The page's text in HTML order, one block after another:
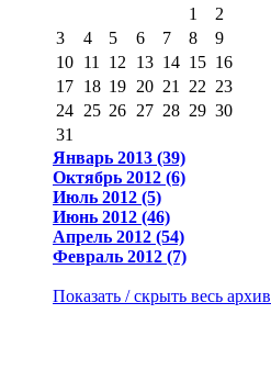
1
2
3
4 5 6 7 8
9
10 11 12 13 14 15 16
17 18 19 20 21 22 23
24 25 26 27 28 29 30
31
Январь 2013 (39)
Октябрь 2012 (6)
Июль 2012 (5)
Июнь 2012 (46)
Апрель 2012 (54)
Февраль 2012 (7)
Показать / скрыть весь архив